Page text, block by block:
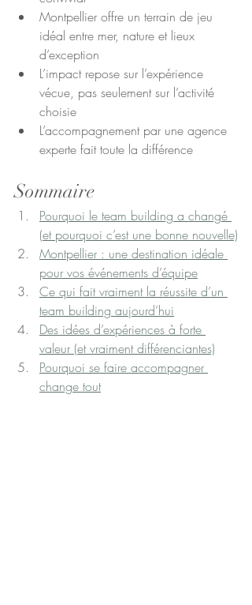
Montpellier offre un terrain de jeu
idéal entre mer, nature et lieux
d’exception
L’impact repose sur l’expérience
vécue, pas seulement sur l’activité
choisie
L’accompagnement par une agence
experte fait toute la différence
Sommaire
Pourquoi le team building a changé
(et pourquoi c’est une bonne nouvelle)
Montpellier : une destination idéale
pour vos événements d’équipe
Ce qui fait vraiment la réussite d’un
team building aujourd’hui
Des idées d’expériences à forte
valeur (et vraiment différenciantes)
Pourquoi se faire accompagner
change tout